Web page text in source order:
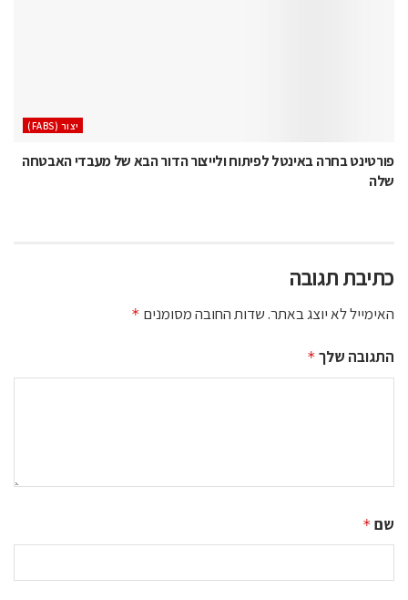
‫יצור (‪(FABS‬‬
פורטינט בחרה באינטל לפיתוח ולייצור הדור הבא של מעבדי האבטחה
שלה
כתיבת תגובה
האימייל לא יוצג באתר.שדות החובה מסומנים *
התגובה שלך *
שם *